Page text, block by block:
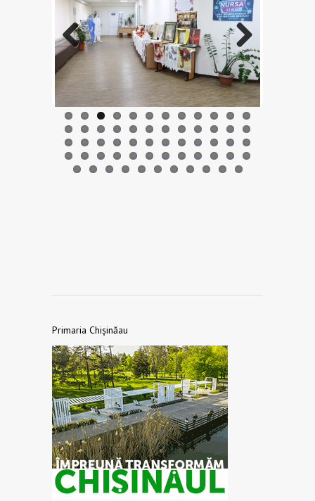
Previo
us
Next
Primaria Chișinăau